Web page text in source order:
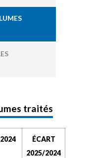
traités
2024
ÉCART
2025/2024